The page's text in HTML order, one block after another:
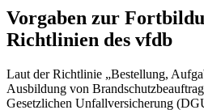
Vorgaben zur
Richtlinien des vfdb
Laut der Richtlinie „Bestellung,
Ausbildung von
Gesetzlichen Unfallversicherung